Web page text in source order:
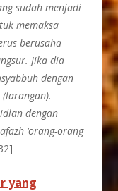
sudah menjadi
memaksa
berusaha
Jika dia
dengan
dengan
‘orang-orang
yang